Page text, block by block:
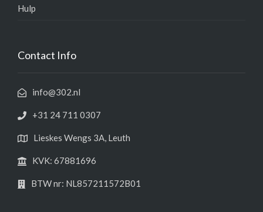
Hulp
Contact Info
info@302.nl
+31 24 711 0307
Lieskes Wengs 3A, Leuth
KVK: 67881696
BTW nr: NL857211572B01